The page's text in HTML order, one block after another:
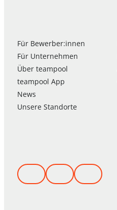
Für Bewerber:innen
Für Unternehmen
Überteampool
teampool App
News
Unsere Standorte